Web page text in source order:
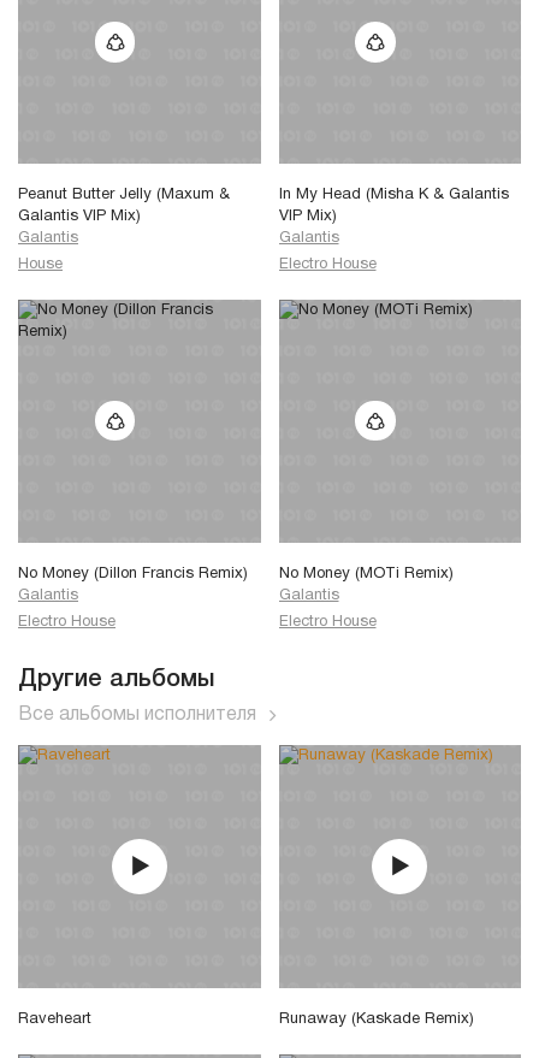
Peanut Butter Jelly (Maxum &
Galantis VIP Mix)
Galantis
House
In My Head (Misha K & Galantis
VIP Mix)
Galantis
Electro House
No Money (Dillon Francis Remix)
Galantis
Electro House
No Money (MOTi Remix)
Galantis
Electro House
Другие альбомы
Все альбомы исполнителя
Raveheart Runaway (Kaskade Remix)